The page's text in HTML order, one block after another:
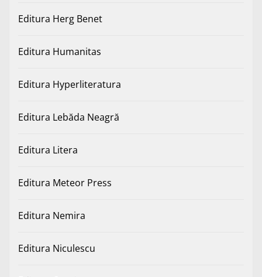
Editura Herg Benet
Editura Humanitas
Editura Hyperliteratura
Editura Lebăda Neagră
Editura Litera
Editura Meteor Press
Editura Nemira
Editura Niculescu